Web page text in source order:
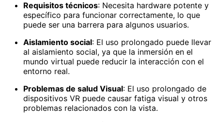
Requisitos técnicos: Necesita hardware potente y
específico para funcionar correctamente, lo que
puede ser una barrera para algunos usuarios.
Aislamiento social: El uso prolongado puede llevar
al aislamiento social, ya que la inmersión en el
mundo virtual puede reducir la interacción con el
entorno real.
Problemas de salud Visual: El uso prolongado de
dispositivos VR puede causar fatiga visual y otros
problemas relacionados con la vista.